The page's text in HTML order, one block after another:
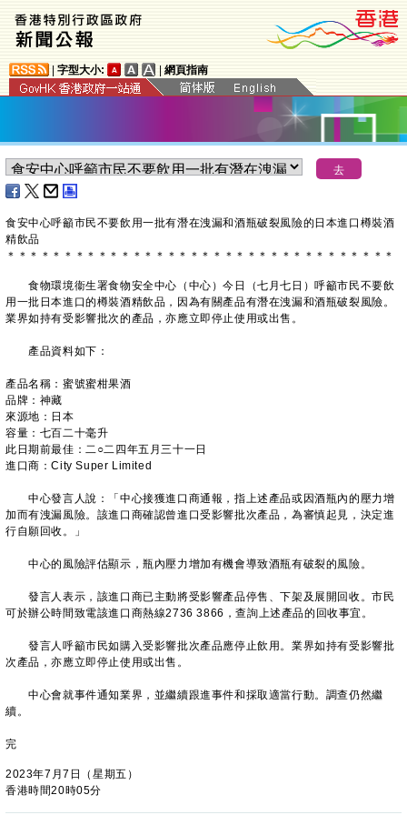
字型大小: 網頁指南
食安中心呼籲市民不要飲用一批有潛在洩漏和酒瓶破裂風險的日本進口樽裝酒
精飲品
＊ ＊ ＊ ＊ ＊ ＊ ＊ ＊ ＊ ＊ ＊ ＊ ＊ ＊ ＊ ＊ ＊ ＊ ＊ ＊ ＊ ＊ ＊ ＊ ＊ ＊ ＊ ＊ ＊ ＊ ＊ ＊ ＊ ＊
食物環境衞生署食物安全中心（中心）今日（七月七日）呼籲市民不要飲
用一批日本進口的樽裝酒精飲品，因為有關產品有潛在洩漏和酒瓶破裂風險。
業界如持有受影響批次的產品，亦應立即停止使用或出售。
產品資料如下：
產品名稱：蜜號蜜柑果酒
品牌：神藏
來源地：日本
容量：七百二十毫升
此日期前最佳：二○二四年五月三十一日
進口商：City Super Limited
中心發言人說：「中心接獲進口商通報，指上述產品或因酒瓶內的壓力增
加而有洩漏風險。該進口商確認曾進口受影響批次產品，為審慎起見，決定進
行自願回收。」
中心的風險評估顯示，瓶內壓力增加有機會導致酒瓶有破裂的風險。
發言人表示，該進口商已主動將受影響產品停售、下架及展開回收。市民
可於辦公時間致電該進口商熱線2736 3866，查詢上述產品的回收事宜。
發言人呼籲市民如購入受影響批次產品應停止飲用。業界如持有受影響批
次產品，亦應立即停止使用或出售。
中心會就事件通知業界，並繼續跟進事件和採取適當行動。調查仍然繼
續。
完
2023年7月7日（星期五）
香港時間20時05分